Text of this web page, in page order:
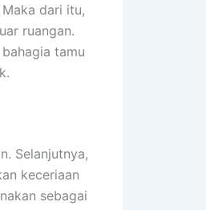
dari itu,
ruangan.
tamu
Selanjutnya,
keceriaan
sebagai